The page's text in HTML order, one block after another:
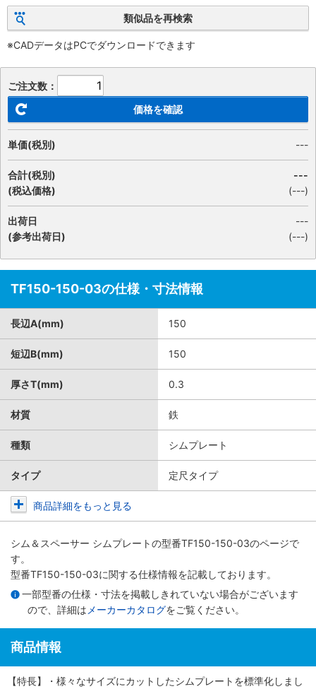
類似品を再検索
※CADデータはPCでダウンロードできます
ご注文数：
価格を確認
単価(税別) ---
合計(税別)
(税込価格)
---
(---)
出荷日
(参考出荷日)
---
(---)
TF150-150-03の仕様・寸法情報
長辺A(mm) 150
短辺B(mm) 150
厚さT(mm) 0.3
材質 鉄
種類 シムプレート
タイプ 定尺タイプ
商品詳細をもっと見る
シム＆スペーサー シムプレートの型番TF150-150-03のページで
す。
型番TF150-150-03に関する仕様情報を記載しております。
一部型番の仕様・寸法を掲載しきれていない場合がございます
ので、詳細は メーカーカタログをご覧ください。
商品情報
【特長】・様々なサイズにカットしたシムプレートを標準化しまし